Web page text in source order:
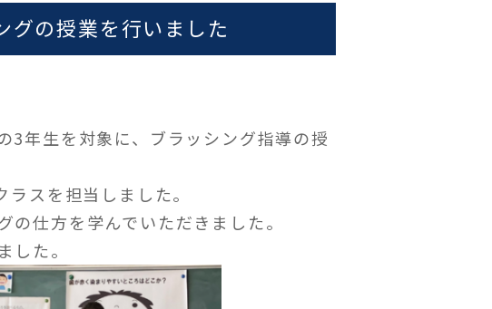
グの授業を行いました
3年生を対象に、ブラッシング指導の授
スを担当しました。
の仕方を学んでいただきました。
た。